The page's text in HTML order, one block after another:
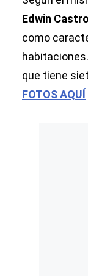
Edwin Castro
como
que tiene
FOTOS AQUÍ